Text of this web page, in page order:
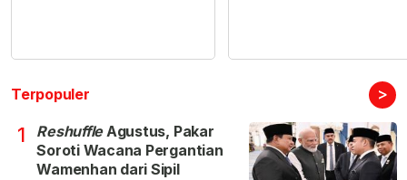
Terpopuler >
1 ReshuffleAgustus, Pakar
Soroti Wacana Pergantian
Wamenhan dari Sipil